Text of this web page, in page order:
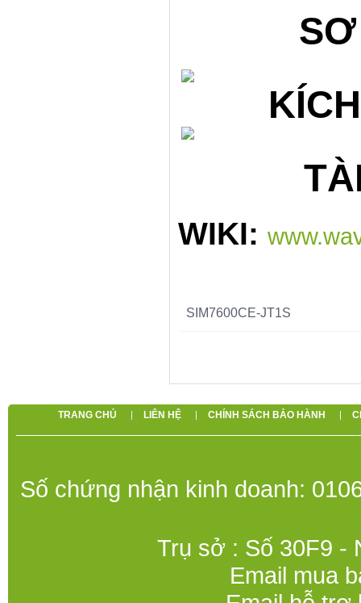
WIKI:
SIM7600CE-JT1S
TRANG CHỦ LIÊN HỆ CHÍNH SÁCH BẢO HÀNH
Số chứng nhận kinh doanh:
Trụ sở : Số 30F9 -
Email mua